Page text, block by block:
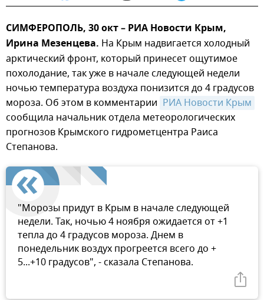
СИМФЕРОПОЛЬ, 30 окт – РИА Новости Крым,
Ирина Мезенцева. На Крым надвигается холодный
арктический фронт, который принесет ощутимое
похолодание, так уже в начале следующей недели
ночью температура воздуха понизится до 4 градусов
мороза. Об этом в комментарии РИА Новости Крым
сообщила начальник отдела метеорологических
прогнозов Крымского гидрометцентра Раиса
Степанова.
"Морозы придут в Крым в начале следующей
недели. Так, ночью 4 ноября ожидается от +1
тепла до 4 градусов мороза. Днем в
понедельник воздух прогреется всего до +
5...+10 градусов", - сказала Степанова.